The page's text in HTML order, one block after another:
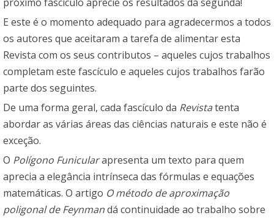
E este é o momento adequado para agradecermos a todos
os autores que aceitaram a tarefa de alimentar esta
Revista com os seus contributos – aqueles cujos trabalhos
completam este fascículo e aqueles cujos trabalhos farão
parte dos seguintes.
De uma forma geral, cada fascículo da Revistatenta
abordar as várias áreas das ciências naturais e este não é
exceção.
O Polígono Funicularapresenta um texto para quem
aprecia a elegância intrínseca das fórmulas e equações
matemáticas. O artigo O método de aproximação
poligonal de Feynmandá continuidade ao trabalho sobre